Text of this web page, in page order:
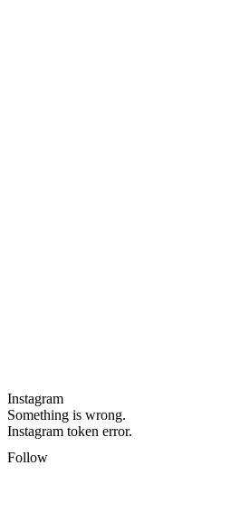
Instagram
Something is wrong.
Instagram token error.
Follow